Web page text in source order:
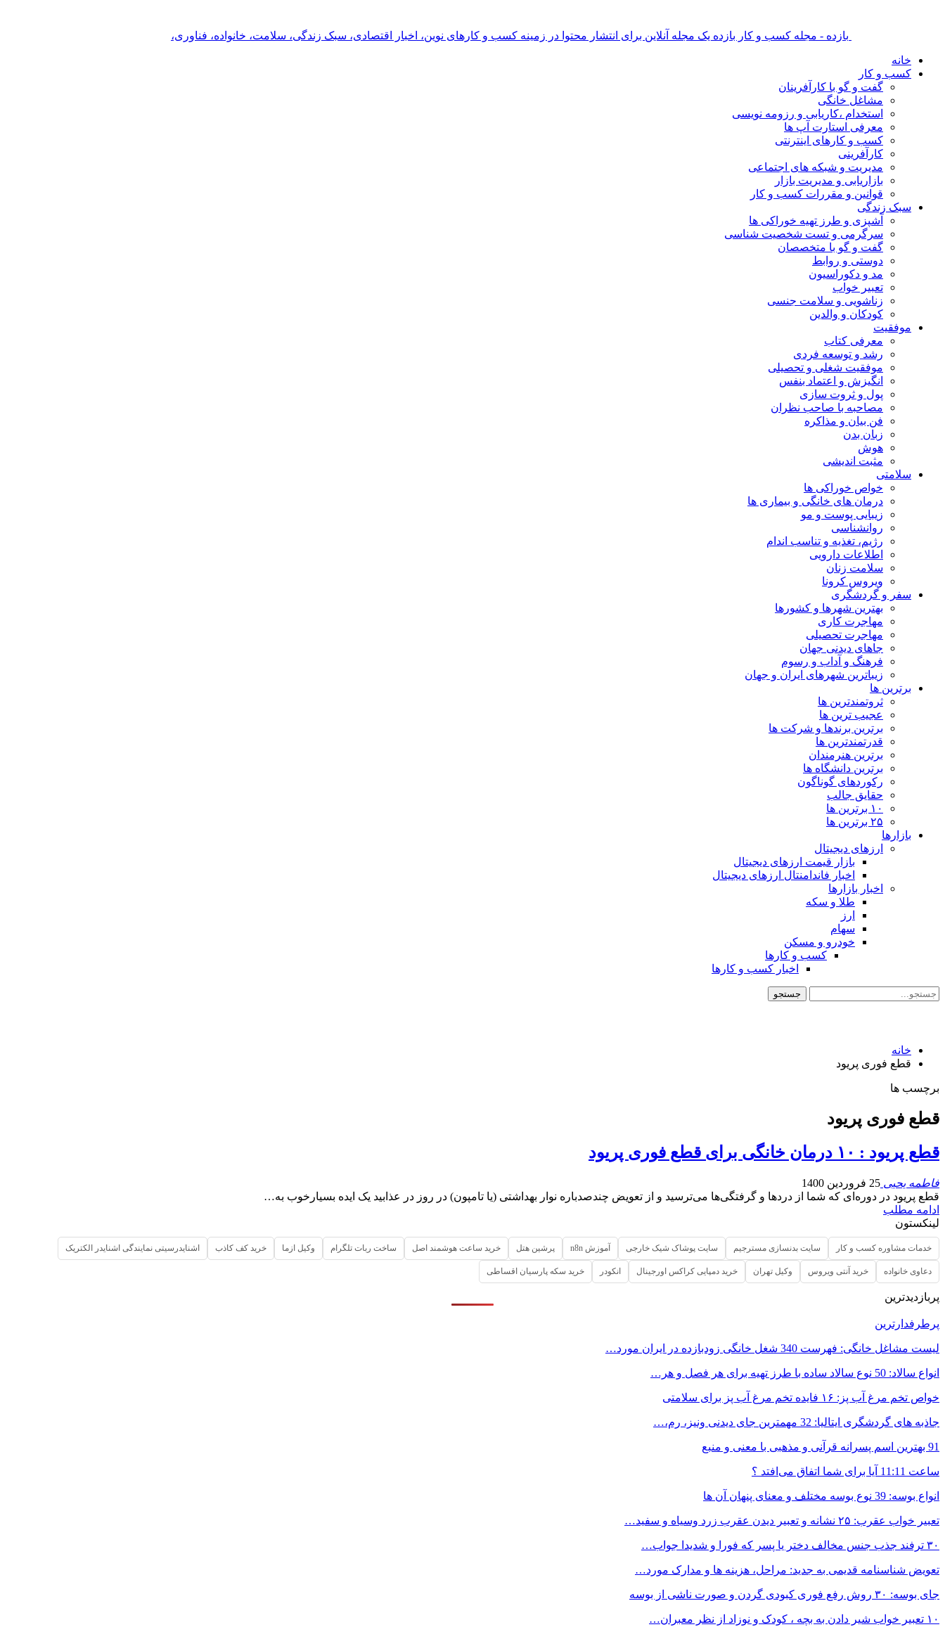
بازده - مجله کسب و کار بازده یک مجله آنلاین برای انتشار محتوا در زمینه کسب و کارهای نوین، اخبار اقتصادی، سبک زندگی، سلامت، خانواده، فناوری،
خانه
کسب و کار
گفت و گو با کارآفرینان
مشاغل خانگی
استخدام ،کاریابی و رزومه نویسی
معرفی استارت آپ ها
کسب و کارهای اینترنتی
کارآفرینی
مدیریت و شبکه های اجتماعی
بازاریابی و مدیریت بازار
قوانین و مقررات کسب و کار
سبک زندگی
آشپزی و طرز تهیه خوراکی ها
سرگرمی و تست شخصیت شناسی
گفت و گو با متخصصان
دوستی و روابط
مد و دکوراسیون
تعبیر خواب
زناشویی و سلامت جنسی
کودکان و والدین
موفقیت
معرفی کتاب
رشد و توسعه فردی
موفقیت شغلی و تحصیلی
انگیزش و اعتماد بنفس
پول و ثروت سازی
مصاحبه با صاحب نظران
فن بیان و مذاکره
زبان بدن
هوش
مثبت اندیشی
سلامتی
خواص خوراکی ها
درمان های خانگی و بیماری ها
زیبایی پوست و مو
روانشناسی
رژیم، تغذیه و تناسب اندام
اطلاعات دارویی
سلامت زنان
ویروس کرونا
سفر و گردشگری
بهترین شهرها و کشورها
مهاجرت کاری
مهاجرت تحصیلی
جاهای دیدنی جهان
فرهنگ و آداب و رسوم
زیباترین شهرهای ایران و جهان
برترین ها
ثروتمندترین ها
عجیب ترین ها
برترین برندها و شرکت ها
قدرتمندترین ها
برترین هنرمندان
برترین دانشگاه ها
رکوردهای گوناگون
حقایق جالب
۱۰ برترین ها
۲۵ برترین ها
بازارها
ارزهای دیجیتال
بازار قیمت ارزهای دیجیتال
اخبار فاندامنتال ارزهای دیجیتال
اخبار بازارها
طلا و سکه
ارز
سهام
خودرو و مسکن
کسب و کارها
اخبار کسب و کارها
خانه
قطع فوری پریود
برچسب ها
قطع فوری پریود
قطع پریود : ۱۰ درمان خانگی برای قطع فوری پریود
فاطمه یحیی 25 فروردین 1400
قطع پریود در دوره‌ای که شما از دردها و گرفتگی‌ها می‌ترسید و از تعویض چندصدباره نوار بهداشتی (یا تامپون) در روز در عذابید یک ایده بسیارخوب به…
ادامه مطلب
لینکستون
خدمات مشاوره کسب و کار سایت بدنسازی مسترجیم سایت پوشاک شیک خارجی آموزش n8n پرشین هتل خرید ساعت هوشمند اصل ساخت ربات تلگرام وکیل ازما خرید کف کاذب اشنایدرسیتی نمایندگی اشنایدر الکتریک
دعاوی خانواده خرید آنتی ویروس وکیل تهران خرید دمپایی کراکس اورجینال انکودر خرید سکه پارسیان اقساطی
پربازدیدترین
پرطرفدارترین
لیست مشاغل خانگی: فهرست 340 شغل خانگی زودبازده در ایران مورد…
انواع سالاد: 50 نوع سالاد ساده با طرز تهیه برای هر فصل و هر…
خواص تخم مرغ آب پز: ۱۶ فایده تخم مرغ آب پز برای سلامتی
جاذبه های گردشگری ایتالیا: 32 مهمترین جای دیدنی ونیز، رم،…
91 بهترین اسم پسرانه قرآنی و مذهبی با معنی و منبع
ساعت 11:11 آیا برای شما اتفاق می‌افتد ؟
انواع بوسه: 39 نوع بوسه مختلف و معنای پنهان آن ها
تعبیر خواب عقرب: ۲۵ نشانه و تعبیر دیدن عقرب زرد وسیاه و سفید…
۳۰ ترفند جذب جنس مخالف دختر یا پسر که فورا و شدیدا جواب…
تعویض شناسنامه قدیمی به جدید: مراحل، هزینه ها و مدارک مورد…
جای بوسه: ۳۰ روش رفع فوری کبودی گردن و صورت ناشی از بوسه
۱۰ تعبیر خواب شیر دادن به بچه ، کودک و نوزاد از نظر معبران…